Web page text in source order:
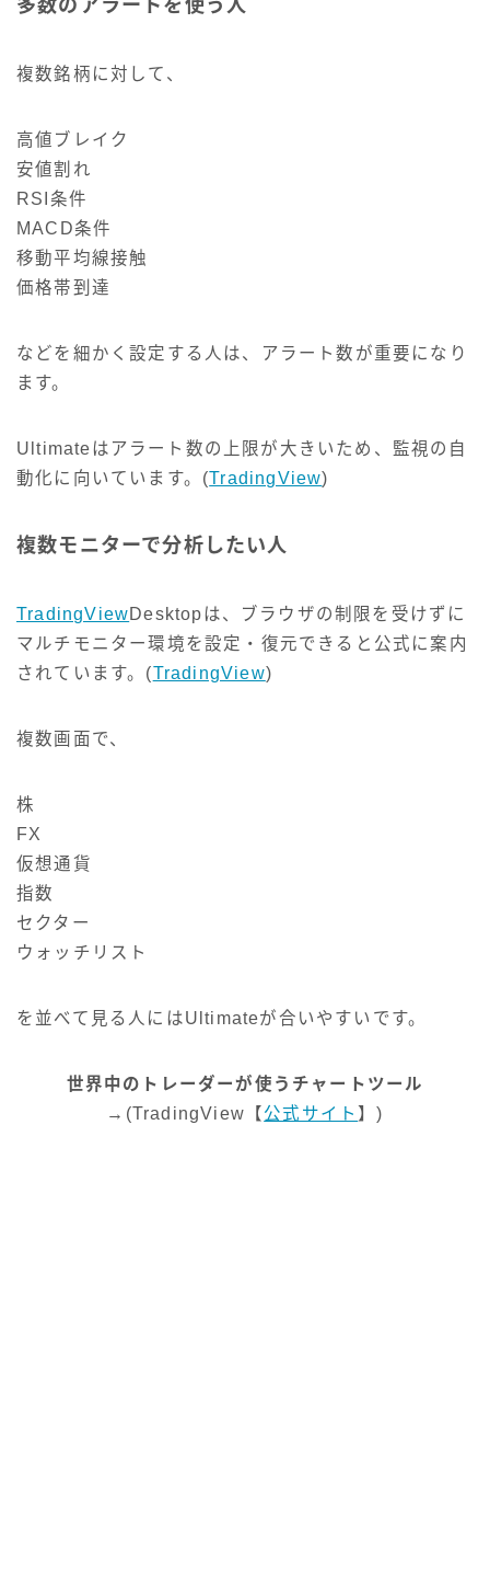
多数のアラートを使う人
複数銘柄に対して、
高値ブレイク
安値割れ
RSI条件
MACD条件
移動平均線接触
価格帯到達
などを細かく設定する人は、アラート数が重要になり
ます。
Ultimateはアラート数の上限が大きいため、監視の自
動化に向いています。(TradingView)
複数モニターで分析したい人
TradingViewDesktopは、ブラウザの制限を受けずに
マルチモニター環境を設定・復元できると公式に案内
されています。(TradingView)
複数画面で、
株
FX
仮想通貨
指数
セクター
ウォッチリスト
を並べて見る人にはUltimateが合いやすいです。
世界中のトレーダーが使うチャートツール
→ (TradingView【 公式サイト 】)